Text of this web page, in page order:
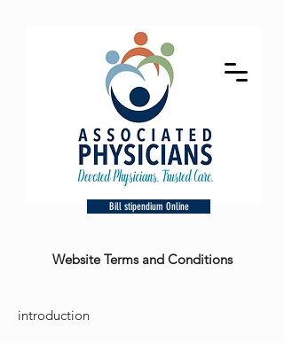
Bill stipendium Online
Website Terms and Conditions
introduction